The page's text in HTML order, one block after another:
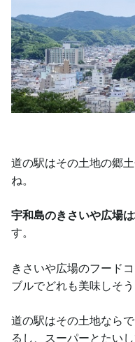
道の駅はその土地の郷
ね。
宇和島のきさいや広場
す。
きさいや広場のフード
ブルでどれも美味しそう
道の駅はその土地なら
るし、スーパーとたい